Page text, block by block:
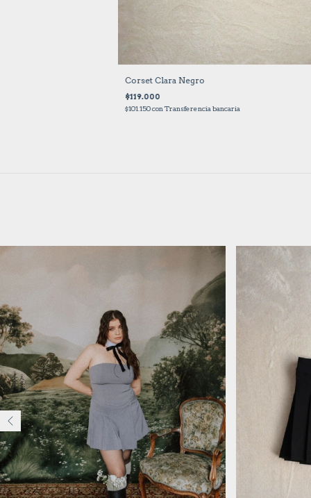
Corset Clara Negro
$119.000
$101.150con Transferencia bancaria